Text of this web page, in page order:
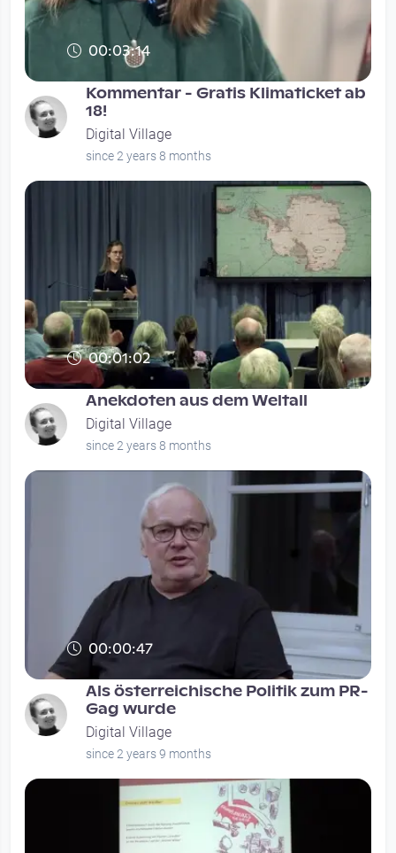
00:03:14
Kommentar - Gratis Klimaticket ab
18!
Digital Village
since 2 years 8 months
00:01:02
Anekdoten aus dem Weltall
Digital Village
since 2 years 8 months
00:00:47
Als österreichische Politik zum PR-
Gag wurde
Digital Village
since 2 years 9 months